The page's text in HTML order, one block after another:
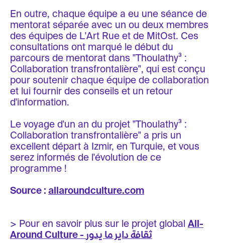
En outre, chaque équipe a eu une séance de
mentorat séparée avec un ou deux membres
des équipes de L'Art Rue et de MitOst. Ces
consultations ont marqué le début du
parcours de mentorat dans "Thoulathy³ :
Collaboration transfrontalière", qui est conçu
pour soutenir chaque équipe de collaboration
et lui fournir des conseils et un retour
d'information.
Le voyage d'un an du projet "Thoulathy³ :
Collaboration transfrontalière" a pris un
excellent départ à Izmir, en Turquie, et vous
serez informés de l'évolution de ce
programme !
Source : allaroundculture.com
> Pour en savoir plus sur le projet global All-
Around Culture - ثقافة داير ما يدور